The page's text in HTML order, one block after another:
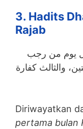
3. Hadits
Rajab
يوم من رجب
والثالث كفارة
Diriwayatkan
pertama bulan